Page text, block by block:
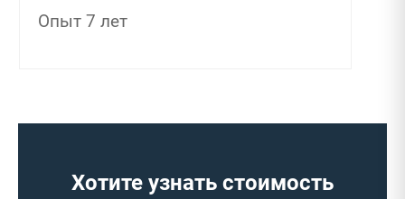
Опыт 7 лет
Хотите узнать стоимость